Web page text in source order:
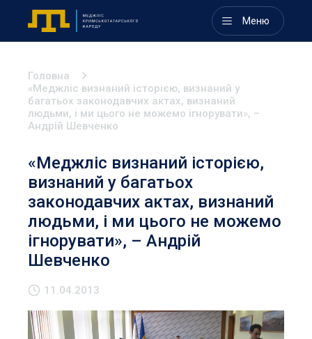
Меню
Головна
«Меджліс визнаний історією, визнаний у
багатьох законодавчих актах, визнаний
людьми, і ми цього не можемо ігнорувати», –
Андрій Шевченко
«Меджліс визнаний історією,
визнаний у багатьох
законодавчих актах, визнаний
людьми, і ми цього не можемо
ігнорувати», – Андрій
Шевченко
11.04.2013